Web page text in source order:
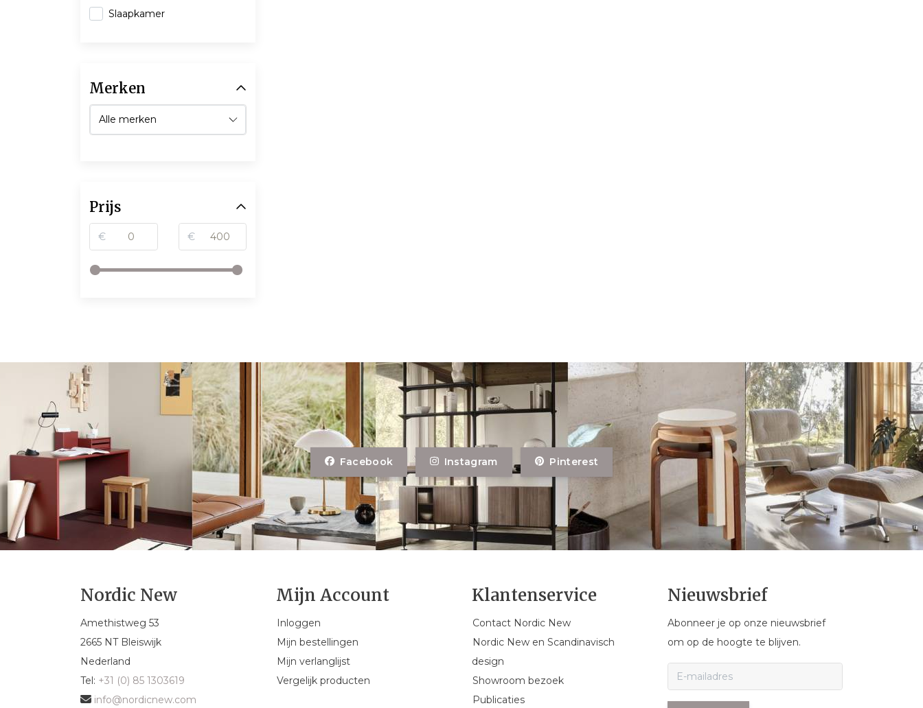
Slaapkamer
Merken
Prijs
€ €
Facebook Instagram Pinterest
Nordic New
Amethistweg 53
2665 NT Bleiswijk
Nederland
Tel: +31 (0) 85 1303619
info@nordicnew.com
Mijn Account
Inloggen
Mijn bestellingen
Mijn verlanglijst
Vergelijk producten
Klantenservice
Contact Nordic New
Nordic New en Scandinavisch
design
Showroom bezoek
Publicaties
Nieuwsbrief
Abonneer je op onze nieuwsbrief
om op de hoogte te blijven.